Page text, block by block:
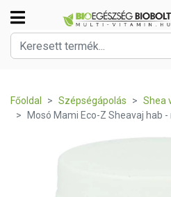
Főoldal Szépségápolás
Shea
Mosó Mami Eco-Z Sheavaj hab